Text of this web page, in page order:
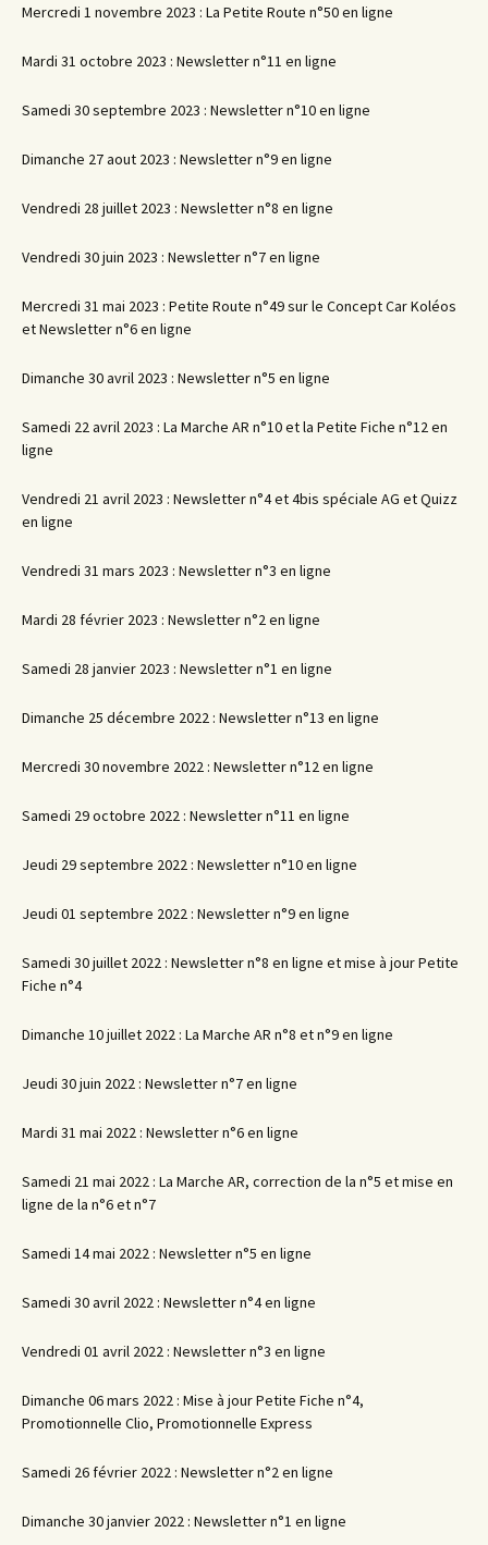
Mercredi 1 novembre 2023 : La Petite Route n°50 en ligne
Mardi 31 octobre 2023 : Newsletter n°11 en ligne
Samedi 30 septembre 2023 : Newsletter n°10 en ligne
Dimanche 27 aout 2023 : Newsletter n°9 en ligne
Vendredi 28 juillet 2023 : Newsletter n°8 en ligne
Vendredi 30 juin 2023 : Newsletter n°7 en ligne
Mercredi 31 mai 2023 : Petite Route n°49 sur le Concept Car Koléos
et Newsletter n°6 en ligne
Dimanche 30 avril 2023 : Newsletter n°5 en ligne
Samedi 22 avril 2023 : La Marche AR n°10 et la Petite Fiche n°12 en
ligne
Vendredi 21 avril 2023 : Newsletter n°4 et 4bis spéciale AG et Quizz
en ligne
Vendredi 31 mars 2023 : Newsletter n°3 en ligne
Mardi 28 février 2023 : Newsletter n°2 en ligne
Samedi 28 janvier 2023 : Newsletter n°1 en ligne
Dimanche 25 décembre 2022 : Newsletter n°13 en ligne
Mercredi 30 novembre 2022 : Newsletter n°12 en ligne
Samedi 29 octobre 2022 : Newsletter n°11 en ligne
Jeudi 29 septembre 2022 : Newsletter n°10 en ligne
Jeudi 01 septembre 2022 : Newsletter n°9 en ligne
Samedi 30 juillet 2022 : Newsletter n°8 en ligne et mise à jour Petite
Fiche n°4
Dimanche 10 juillet 2022 : La Marche AR n°8 et n°9 en ligne
Jeudi 30 juin 2022 : Newsletter n°7 en ligne
Mardi 31 mai 2022 : Newsletter n°6 en ligne
Samedi 21 mai 2022 : La Marche AR, correction de la n°5 et mise en
ligne de la n°6 et n°7
Samedi 14 mai 2022 : Newsletter n°5 en ligne
Samedi 30 avril 2022 : Newsletter n°4 en ligne
Vendredi 01 avril 2022 : Newsletter n°3 en ligne
Dimanche 06 mars 2022 : Mise à jour Petite Fiche n°4,
Promotionnelle Clio, Promotionnelle Express
Samedi 26 février 2022 : Newsletter n°2 en ligne
Dimanche 30 janvier 2022 : Newsletter n°1 en ligne